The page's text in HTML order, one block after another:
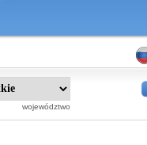
województwo